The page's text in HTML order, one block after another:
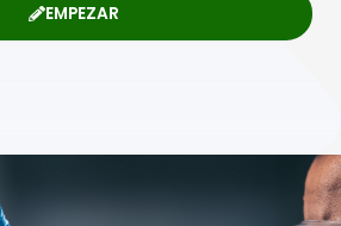
EMPEZAR